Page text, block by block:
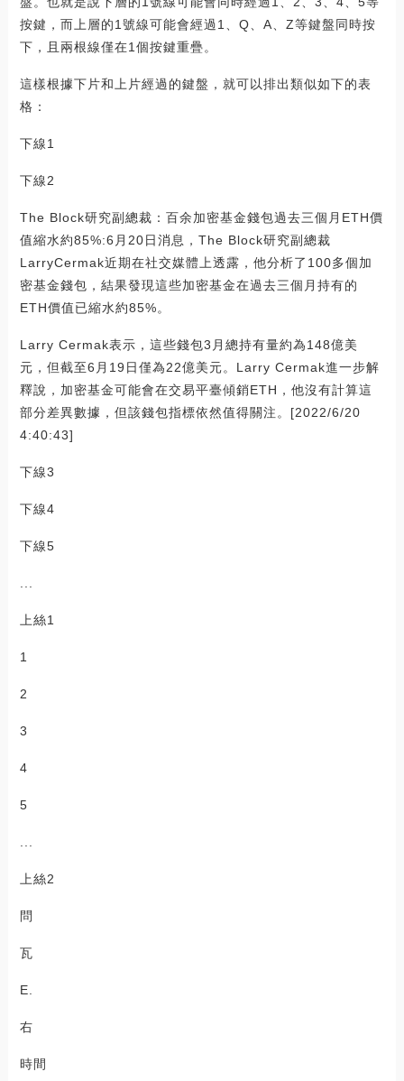
按鍵，而上層的1號線可能會經過1、Q、A、Z等鍵盤同時按
下，且兩根線僅在1個按鍵重疊。
這樣根據下片和上片經過的鍵盤，就可以排出類似如下的表
格：
下線1
下線2
The Block研究副總裁：百余加密基金錢包過去三個月ETH價
值縮水約85%:6月20日消息，The Block研究副總裁
LarryCermak近期在社交媒體上透露，他分析了100多個加
密基金錢包，結果發現這些加密基金在過去三個月持有的
ETH價值已縮水約85%。
Larry Cermak表示，這些錢包3月總持有量約為148億美
元，但截至6月19日僅為22億美元。Larry Cermak進一步解
釋說，加密基金可能會在交易平臺傾銷ETH，他沒有計算這
部分差異數據，但該錢包指標依然值得關注。[2022/6/20
4:40:43]
下線3
下線4
下線5
上絲1
1
2
3
4
5
上絲2
問
瓦
E.
右
時間